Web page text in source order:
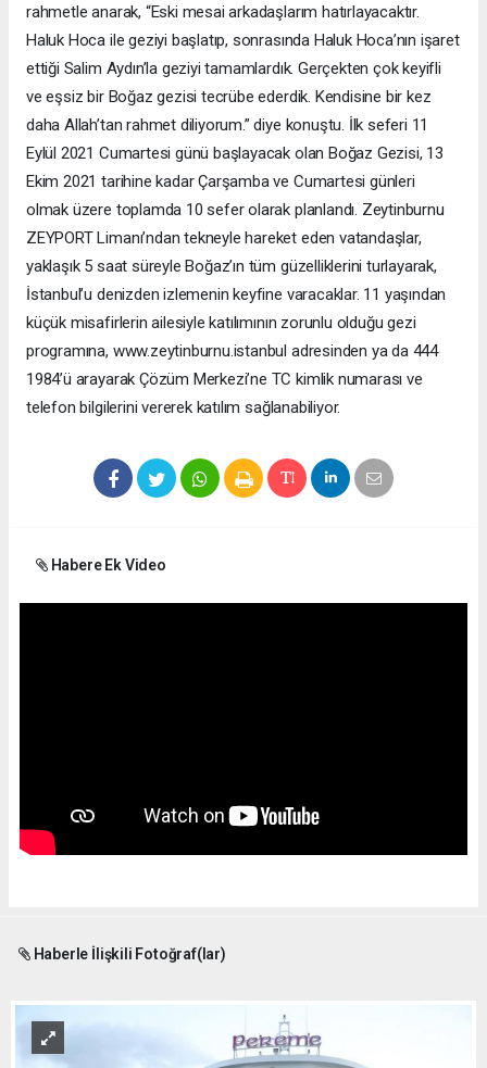
rahmetle anarak, “Eski mesai arkadaşlarım hatırlayacaktır.
Haluk Hoca ile geziyi başlatıp, sonrasında Haluk Hoca’nın işaret
ettiği Salim Aydın’la geziyi tamamlardık. Gerçekten çok keyifli
ve eşsiz bir Boğaz gezisi tecrübe ederdik. Kendisine bir kez
daha Allah’tan rahmet diliyorum.” diye konuştu. İlk seferi 11
Eylül 2021 Cumartesi günü başlayacak olan Boğaz Gezisi, 13
Ekim 2021 tarihine kadar Çarşamba ve Cumartesi günleri
olmak üzere toplamda 10 sefer olarak planlandı. Zeytinburnu
ZEYPORT Limanı’ndan tekneyle hareket eden vatandaşlar,
yaklaşık 5 saat süreyle Boğaz’ın tüm güzelliklerini turlayarak,
İstanbul’u denizden izlemenin keyfine varacaklar. 11 yaşından
küçük misafirlerin ailesiyle katılımının zorunlu olduğu gezi
programına, www.zeytinburnu.istanbul adresinden ya da 444
1984’ü arayarak Çözüm Merkezi’ne TC kimlik numarası ve
telefon bilgilerini vererek katılım sağlanabiliyor.
Habere Ek Video
Haberle İlişkili Fotoğraf(lar)